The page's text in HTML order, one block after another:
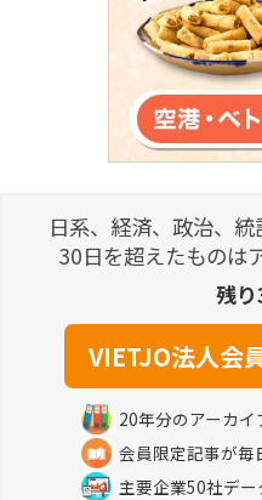
日系、経済、政治、
30日を超えたものは
残
20年分のアーカ
会員限定記事が毎
主要企業50社デ